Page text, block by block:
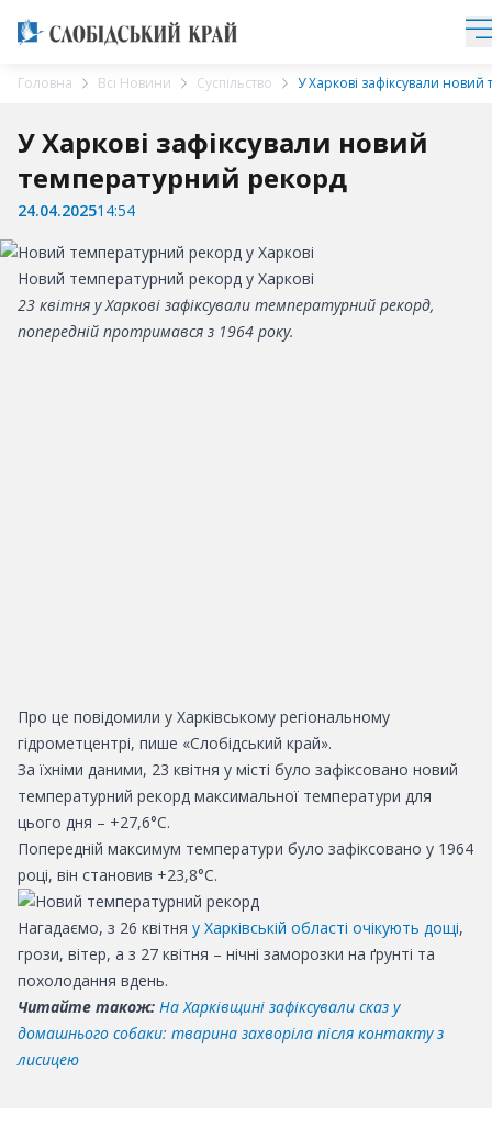
Головна Всі Новини Суспільство У Харкові зафіксували
У Харкові зафіксували новий
температурний рекорд
24.04.202514:54
Новий температурний рекорд у Харкові
23 квітня у Харкові зафіксували температурний рекорд,
попередній протримався з 1964 року.
Про це повідомили у Харківському регіональному
гідрометцентрі, пише «Слобідський край».
За їхніми даними, 23 квітня у місті було зафіксовано новий
температурний рекорд максимальної температури для
цього дня – +27,6°С.
Попередній максимум температури було зафіксовано у 1964
році, він становив +23,8°С.
Нагадаємо, з 26 квітня у Харківській області очікують дощі,
грози, вітер, а з 27 квітня – нічні заморозки на ґрунті та
похолодання вдень.
Читайте також: На Харківщині зафіксували сказ у
домашнього собаки: тварина захворіла після контакту з
лисицею